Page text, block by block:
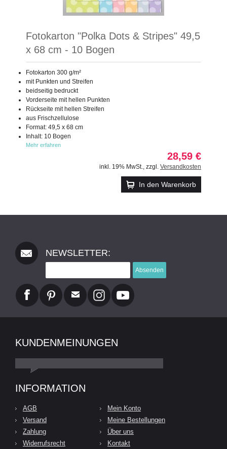
Fotokarton "Polka Dots & Stripes" 49,5
x 68 cm - 10 Bogen
Fotokarton 300 g/m²
mit Punkten und Streifen
beidseitig bedruckt
Vorderseite mit hellen Punkten
Rückseite mit hellen Streifen
aus Frischzellulose
Format: 49,5 x 68 cm
Inhalt: 10 Bogen
Mehr erfahren
28,59 €
inkl. 19% MwSt. zzgl. Versandkosten
In den Warenkorb
NEWSLETTER:
Absenden
KUNDENMEINUNGEN
INFORMATION
AGB
Versand
Zahlung
Widerrufsrecht
Mein Konto
Meine Bestellungen
Über uns
Kontakt